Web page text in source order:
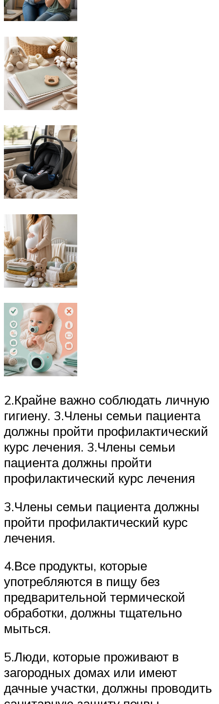
2.Крайне важно соблюдать личную
гигиену. 3.Члены семьи пациента
должны пройти профилактический
курс лечения. 3.Члены семьи
пациента должны пройти
профилактический курс лечения
3.Члены семьи пациента должны
пройти профилактический курс
лечения.
4.Все продукты, которые
употребляются в пищу без
предварительной термической
обработки, должны тщательно
мыться.
5.Люди, которые проживают в
загородных домах или имеют
дачные участки, должны проводить